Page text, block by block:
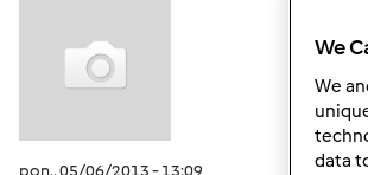
We
We
data